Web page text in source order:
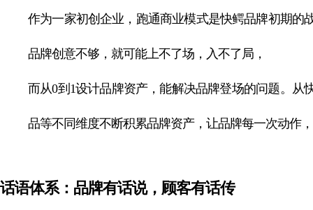
作为一家初创企业，跑通商业模式是快鳄品牌初期的
品牌创意不够，就可能上不了场，入不了局，
而从0到1设计品牌资产，能解决品牌登场的问题。从
品等不同维度不断积累品牌资产，让品牌每一次动作
话语体系：品牌有话说，顾客有话传